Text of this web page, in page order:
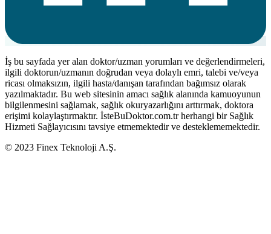
İş bu sayfada yer alan doktor/uzman yorumları ve değerlendirmeleri,
ilgili doktorun/uzmanın doğrudan veya dolaylı emri, talebi ve/veya
ricası olmaksızın, ilgili hasta/danışan tarafından bağımsız olarak
yazılmaktadır. Bu web sitesinin amacı sağlık alanında kamuoyunun
bilgilenmesini sağlamak, sağlık okuryazarlığını arttırmak, doktora
erişimi kolaylaştırmaktır. İsteBuDoktor.com.tr herhangi bir Sağlık
Hizmeti Sağlayıcısını tavsiye etmemektedir ve desteklememektedir.
© 2023 Finex Teknoloji A.Ş.